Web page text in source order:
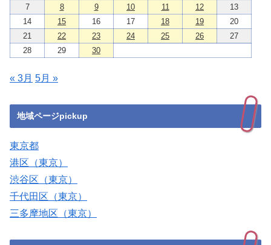
7
8 9 10 11 12
13
14
15 16 17 18 19
20
21
22 23 24 25 26
27
28
29 30
« 3月 5月 »
地域ページpickup
東京都
港区（東京）
渋谷区（東京）
千代田区（東京）
三多摩地区（東京）